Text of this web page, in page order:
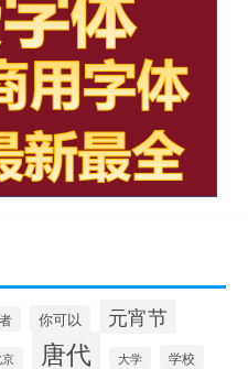
你可以 元宵节
唐代 大学 学校